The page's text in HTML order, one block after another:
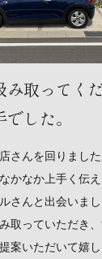
み取ってく
した。
さんを回りまし
かなか上手く伝
さんと出会いま
取っていただき
案いただいて嬉